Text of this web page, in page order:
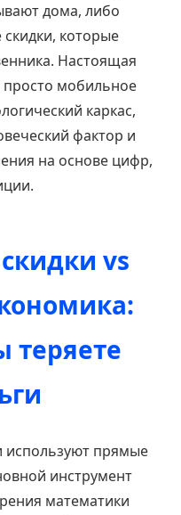
дома, либо
которые
Настоящая
мобильное
каркас,
фактор и
на основе цифр,
vs
теряете
прямые
инструмент
математики